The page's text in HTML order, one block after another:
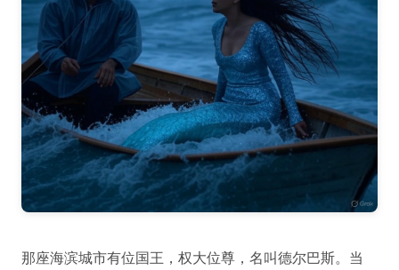
那座海滨城市有位国王，权大位尊，名叫德尔巴斯。当